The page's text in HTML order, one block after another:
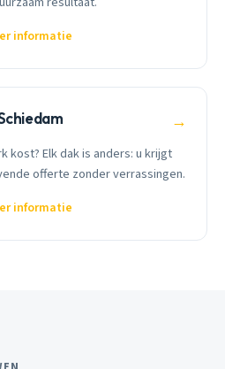
informatie
→
kost? Elk dak is anders: u krijgt
offerte zonder verrassingen.
informatie